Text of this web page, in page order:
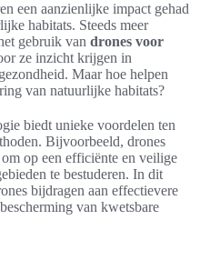
een aanzienlijke impact gehad
habitats. Steeds meer
gebruik van drones voor
ze inzicht krijgen in
Maar hoe helpen
van natuurlijke habitats?
biedt unieke voordelen ten
Bijvoorbeeld, drones
op een efficiënte en veilige
te bestuderen. In dit
bijdragen aan effectievere
van kwetsbare